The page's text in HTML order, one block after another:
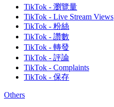
TikTok - 瀏覽量
TikTok - Live Stream Views
TikTok - 粉絲
TikTok - 讚數
TikTok - 轉發
TikTok - 評論
TikTok - Complaints
TikTok - 保存
Others